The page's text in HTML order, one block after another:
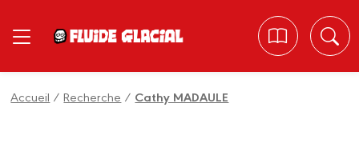
Accueil /Recherche / Cathy MADAULE